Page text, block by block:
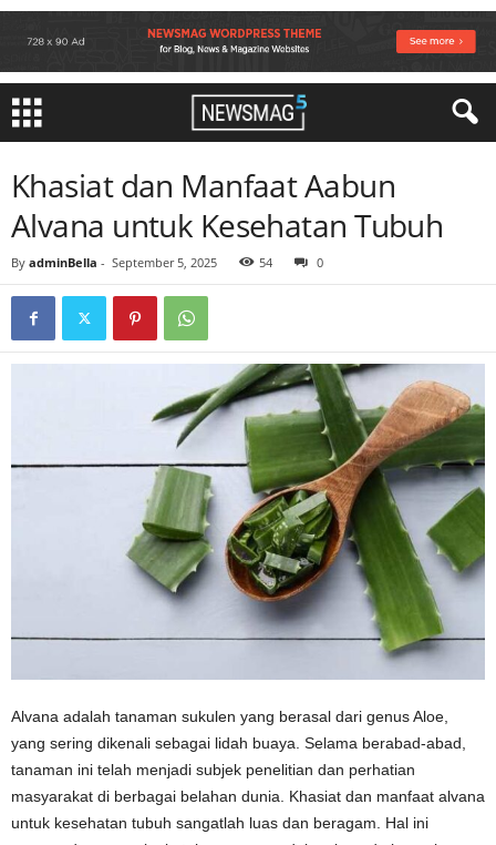
Khasiat dan Manfaat Aabun
Alvana untuk Kesehatan Tubuh
By adminBella - September 5, 2025 54 0
Alvana adalah tanaman sukulen yang berasal dari genus Aloe,
yang sering dikenali sebagai lidah buaya. Selama berabad-abad,
tanaman ini telah menjadi subjek penelitian dan perhatian
masyarakat di berbagai belahan dunia. Khasiat dan manfaat alvana
untuk kesehatan tubuh sangatlah luas dan beragam. Hal ini